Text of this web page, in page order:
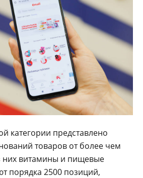
категории представлено
товаров от более чем
них витамины и пищевые
порядка 2500 позиций,